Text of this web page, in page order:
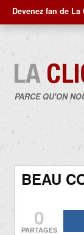
Devenez fan de
PARCE QU'ON
BEAU
0
PARTAGES